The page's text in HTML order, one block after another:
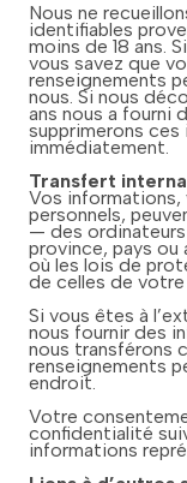
Nous ne
identifiables
moins de 18 ans.
vous savez que
renseignements
nous. Si nous
ans nous a fourni
supprimerons
immédiatement.
Transfert
Vos informations,
personnels,
— des
province, pays
où les lois de
de celles de
Si vous êtes à
nous fournir des
nous transférons
renseignements
endroit.
Votre
confidentialité
informations